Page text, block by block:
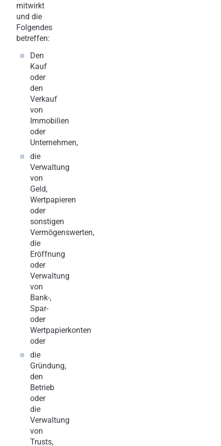
mitwirkt
und die
Folgendes
betreffen:
Den
Kauf
oder
den
Verkauf
von
Immobilien
oder
Unternehmen,
die
Verwaltung
von
Geld,
Wertpapieren
oder
sonstigen
Vermögenswerten,
die
Eröffnung
oder
Verwaltung
von
Bank-,
Spar-
oder
Wertpapierkonten
oder
die
Gründung,
den
Betrieb
oder
die
Verwaltung
von
Trusts,